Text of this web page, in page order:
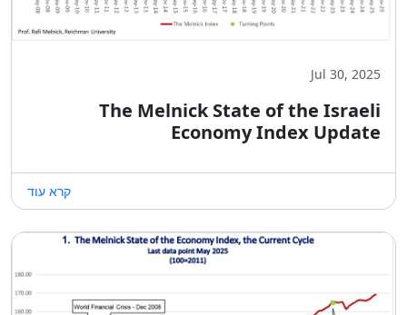
Jul 30, 2025
The Melnick State of the Israeli
Economy Index Update
קרא עוד